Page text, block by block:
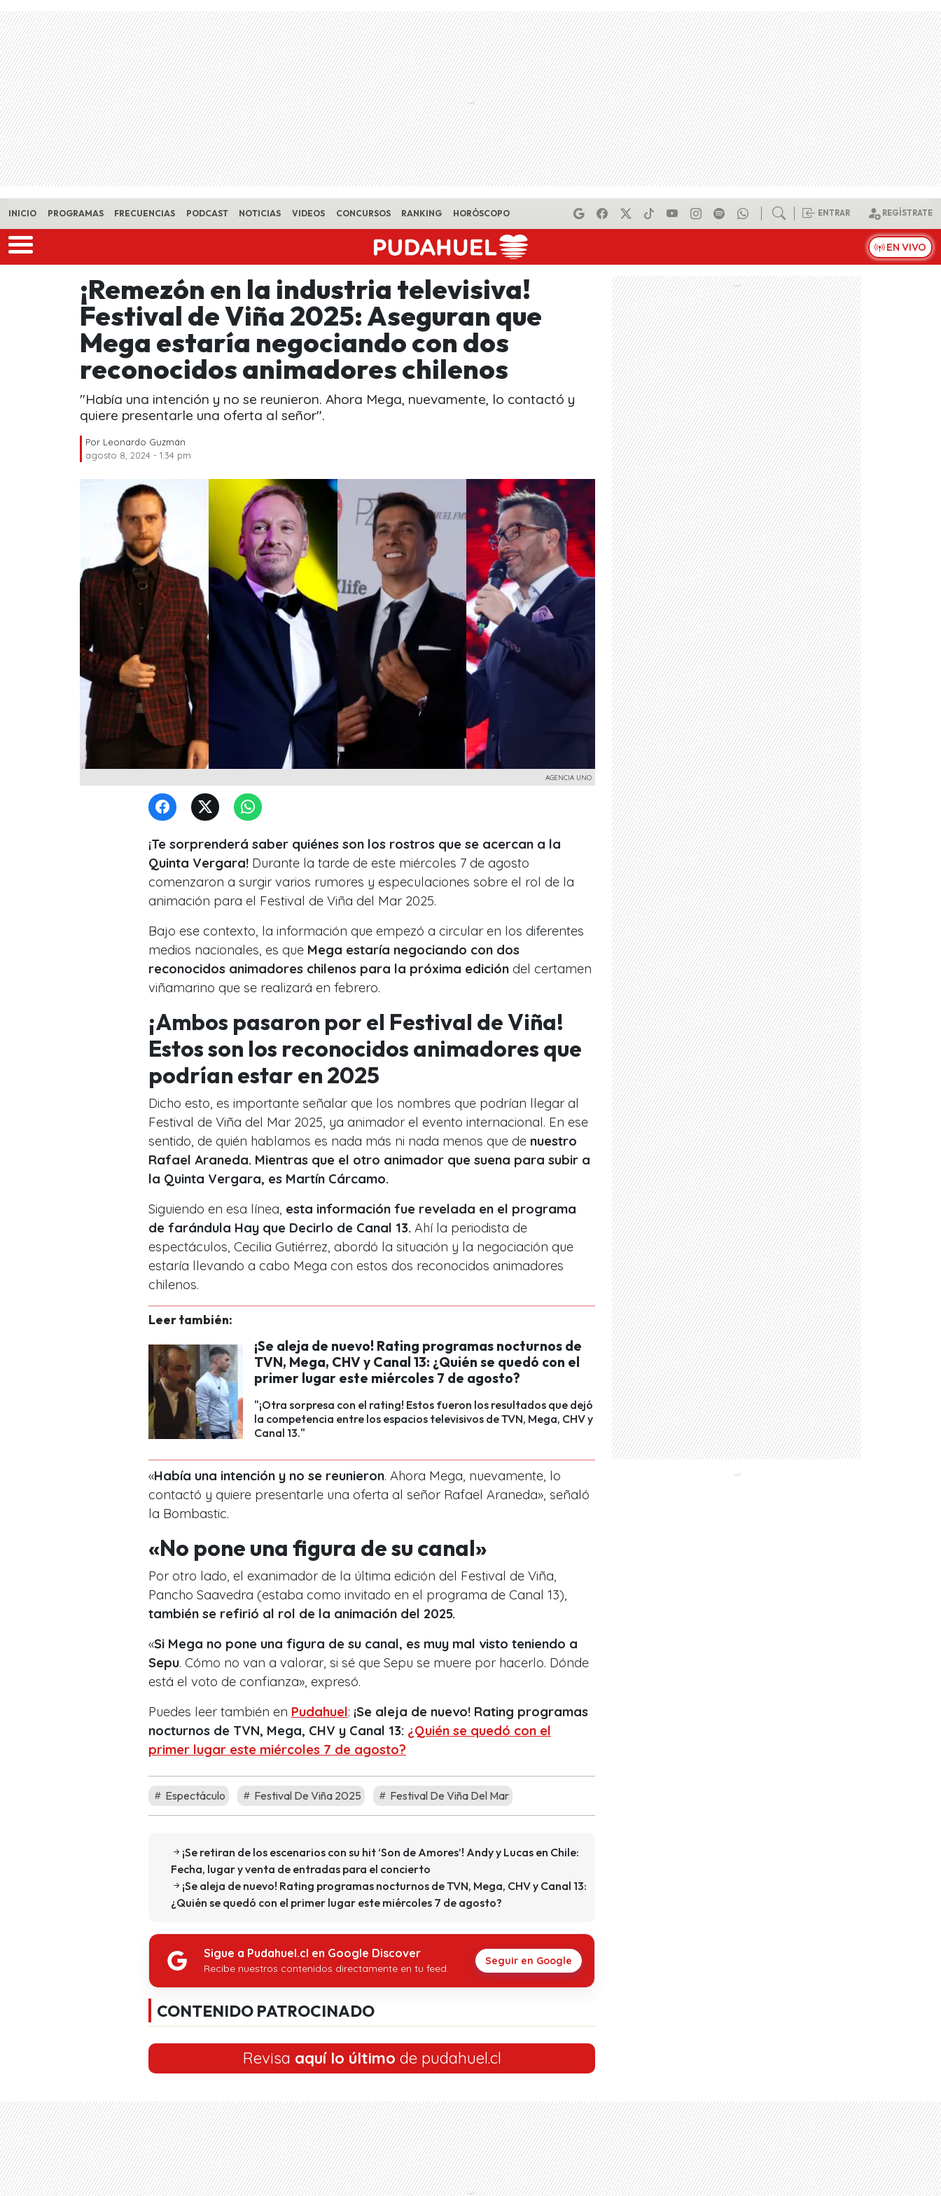
Skip to main content
INICIO PROGRAMAS FRECUENCIAS PODCAST NOTICIAS VIDEOS CONCURSOS RANKING HORÓSCOPO ENTRAR REGÍSTRATE
EN VIVO
¡Remezón en la industria televisiva!
Festival de Viña 2025: Aseguran que
Mega estaría negociando con dos
reconocidos animadores chilenos
"Había una intención y no se reunieron. Ahora Mega, nuevamente, lo contactó y
quiere presentarle una oferta al señor".
Por Leonardo Guzmán
agosto 8, 2024 - 1:34 pm
AGENCIA UNO
¡Te sorprenderá saber quiénes son los rostros que se acercan a la
Quinta Vergara! Durante la tarde de este miércoles 7 de agosto
comenzaron a surgir varios rumores y especulaciones sobre el rol de la
animación para el Festival de Viña del Mar 2025.
Bajo ese contexto, la información que empezó a circular en los diferentes
medios nacionales, es que Mega estaría negociando con dos
reconocidos animadores chilenos para la próxima edición del certamen
viñamarino que se realizará en febrero.
¡Ambos pasaron por el Festival de Viña!
Estos son los reconocidos animadores que
podrían estar en 2025
Dicho esto, es importante señalar que los nombres que podrían llegar al
Festival de Viña del Mar 2025, ya animador el evento internacional. En ese
sentido, de quién hablamos es nada más ni nada menos que de nuestro
Rafael Araneda. Mientras que el otro animador que suena para subir a
la Quinta Vergara, es Martín Cárcamo.
Siguiendo en esa línea, esta información fue revelada en el programa
de farándula Hay que Decirlo de Canal 13. Ahí la periodista de
espectáculos, Cecilia Gutiérrez, abordó la situación y la negociación que
estaría llevando a cabo Mega con estos dos reconocidos animadores
chilenos.
Leer también:
¡Se aleja de nuevo! Rating programas nocturnos de
TVN, Mega, CHV y Canal 13: ¿Quién se quedó con el
primer lugar este miércoles 7 de agosto?
"¡Otra sorpresa con el rating! Estos fueron los resultados que dejó
la competencia entre los espacios televisivos de TVN, Mega, CHV y
Canal 13."
«Había una intención y no se reunieron. Ahora Mega, nuevamente, lo
contactó y quiere presentarle una oferta al señor Rafael Araneda», señaló
la Bombastic.
«No pone una figura de su canal»
Por otro lado, el exanimador de la última edición del Festival de Viña,
Pancho Saavedra (estaba como invitado en el programa de Canal 13),
también se refirió al rol de la animación del 2025.
«Si Mega no pone una figura de su canal, es muy mal visto teniendo a
Sepu. Cómo no van a valorar, si sé que Sepu se muere por hacerlo. Dónde
está el voto de confianza», expresó.
Puedes leer también en Pudahuel: ¡Se aleja de nuevo! Rating programas
nocturnos de TVN, Mega, CHV y Canal 13: ¿Quién se quedó con el
primer lugar este miércoles 7 de agosto?
Espectáculo Festival De Viña 2025 Festival De Viña Del Mar
¡Se retiran de los escenarios con su hit ‘Son de Amores’! Andy y Lucas en Chile:
Fecha, lugar y venta de entradas para el concierto
¡Se aleja de nuevo! Rating programas nocturnos de TVN, Mega, CHV y Canal 13:
¿Quién se quedó con el primer lugar este miércoles 7 de agosto?
Sigue a Pudahuel.cl en Google Discover
Recibe nuestros contenidos directamente en tu feed.
Seguir en Google
CONTENIDO PATROCINADO
Revisa aquí lo último de pudahuel.cl